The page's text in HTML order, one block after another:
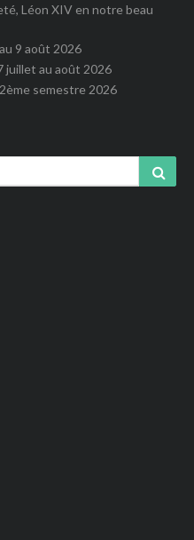
Léon XIV en notre beau
9 août 2026
juillet au août 2026
semestre 2026